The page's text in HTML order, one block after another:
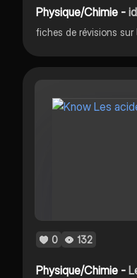
Physique/Chimie -
0 132
Physique/Chimie -